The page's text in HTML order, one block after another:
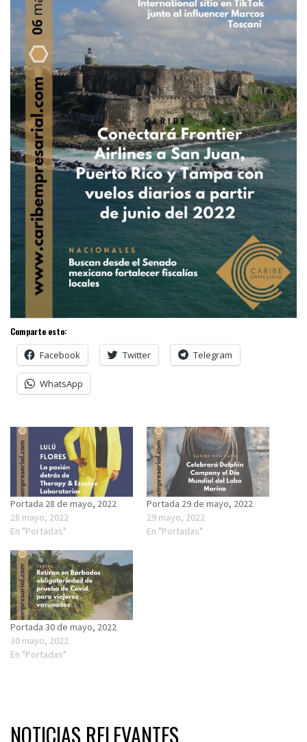
Comparte esto:
Facebook Twitter Telegram
WhatsApp
Portada 28 de mayo, 2022
28 mayo, 2022
En "Portadas"
Portada 29 de mayo, 2022
29 mayo, 2022
En "Portadas"
Portada 30 de mayo, 2022
30 mayo, 2022
En "Portadas"
NOTICIAS RELEVANTES